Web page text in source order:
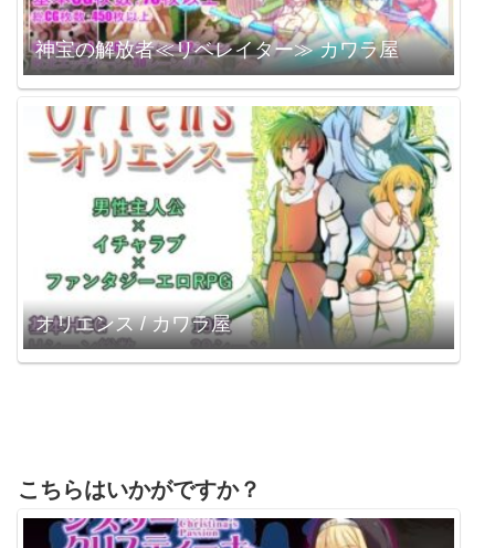
神宝の解放者≪リベレイター≫ カワラ屋
オリエンス / カワラ屋
こちらはいかがですか？